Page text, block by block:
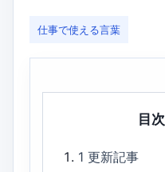
仕事で使える言葉
目次
1更新記事